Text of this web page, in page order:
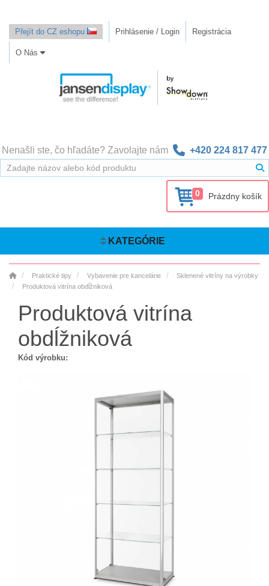
Přejít do CZ eshopu Prihlásenie / Login Registrácia
O Nás
Nenašli ste, čo hľadáte? Zavolajte nám +420 224 817 477
0 Prázdny košík
KATEGÓRIE
Praktické tipy Vybavenie pre kancelárie
Sklenené vitríny na výrobky
Produktová vitrína obdĺžniková
Produktová vitrína
obdĺžniková
Kód výrobku: